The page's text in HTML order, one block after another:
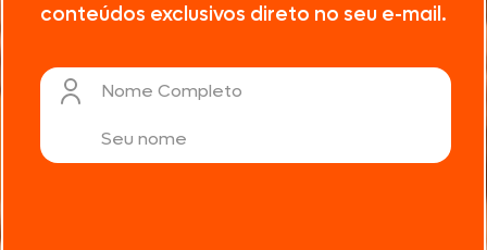
conteúdos exclusivos direto no seu e-mail.
Nome Completo